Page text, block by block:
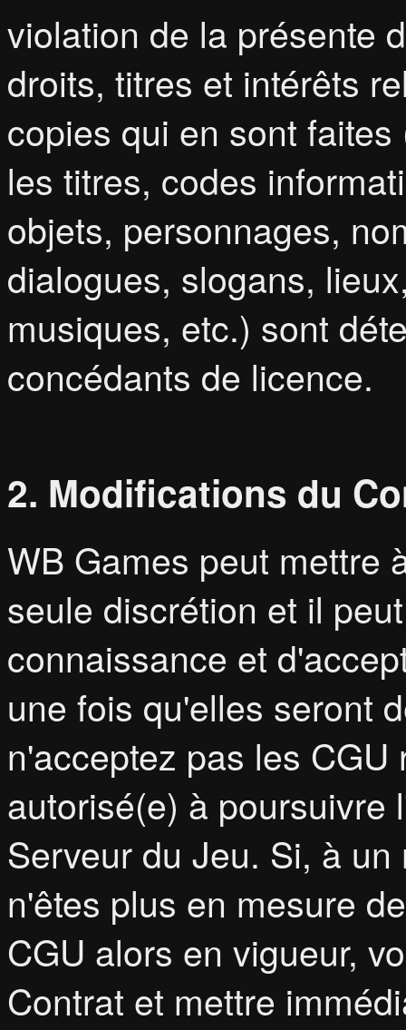
violation de la présente
droits, titres et intérêts
copies qui en sont
les titres, codes
objets, personnages,
dialogues, slogans,
musiques, etc.) sont
concédants de licence.
2. Modifications du
WB Games peut mettre
seule discrétion et il
connaissance et
une fois qu'elles seront
n'acceptez pas les
autorisé(e) à poursuivre
Serveur du Jeu. Si, à
n'êtes plus en mesure
CGU alors en vigueur,
Contrat et mettre